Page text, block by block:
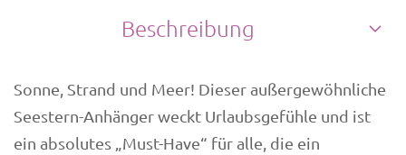
Beschreibung
Sonne, Strand und Meer! Dieser außergewöhnliche
Seestern-Anhänger weckt Urlaubsgefühle und ist
ein absolutes „Must-Have“ für alle, die ein